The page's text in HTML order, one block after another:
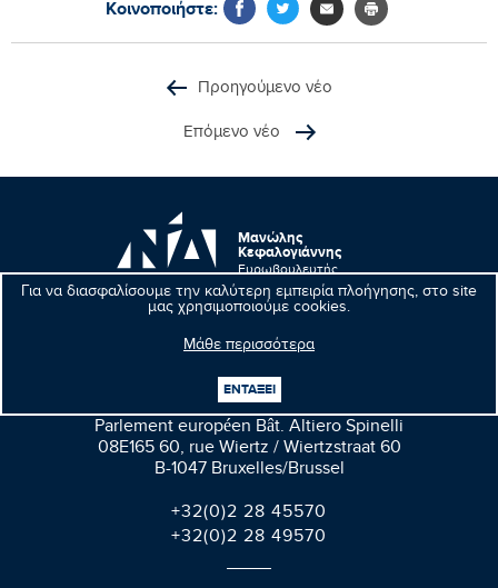
Για να διασφαλίσουμε την καλύτερη εμπειρία πλοήγησης, στο site
μας χρησιμοποιούμε cookies.
Μάθε περισσότερα
ΕΝΤΑΞΕΙ
Κοινοποιήστε:
Προηγούμενο νέο
Επόμενο νέο
Μανώλης
Κεφαλογιάννης
Ευρωβουλευτής
Βρυξέλλες
Parlement européen Bât. Altiero Spinelli
08E165 60, rue Wiertz / Wiertzstraat 60
B-1047 Bruxelles/Brussel
+32(0)2 28 45570
+32(0)2 28 49570